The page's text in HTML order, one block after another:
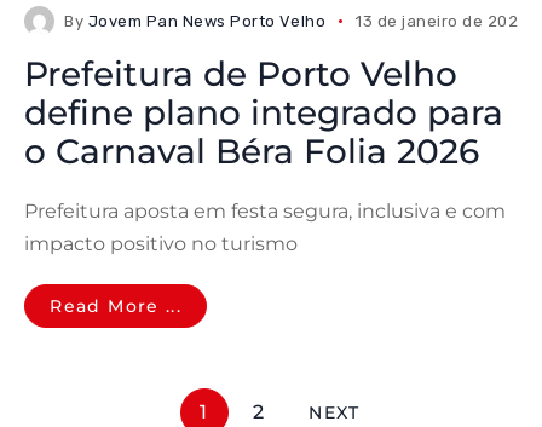
By Jovem Pan News Porto Velho 13 de janeiro de 2026
Prefeitura de Porto Velho
define plano integrado para
o Carnaval Béra Folia 2026
Prefeitura aposta em festa segura, inclusiva e com
impacto positivo no turismo
Read More ...
1 2 NEXT